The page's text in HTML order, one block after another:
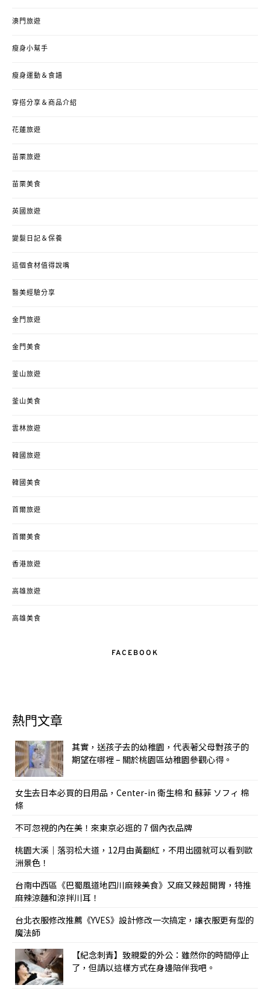
澳門旅遊
瘦身小幫手
瘦身運動＆食譜
穿搭分享＆商品介紹
花蓮旅遊
苗栗旅遊
苗栗美食
英國旅遊
變髮日記＆保養
這個食材值得說嘴
醫美經驗分享
金門旅遊
金門美食
釜山旅遊
釜山美食
雲林旅遊
韓國旅遊
韓國美食
首爾旅遊
首爾美食
香港旅遊
高雄旅遊
高雄美食
FACEBOOK
熱門文章
其實，送孩子去的幼稚園，代表著父母對孩子的
期望在哪裡 – 關於桃園區幼稚園參觀心得。
女生去日本必買的日用品，Center-in 衛生棉 和 蘇菲 ソフィ 棉
條
不可忽視的內在美！來東京必逛的 7 個內衣品牌
桃園大溪｜落羽松大道，12月由黃翻紅，不用出國就可以看到歐
洲景色！
台南中西區《巴蜀風道地四川麻辣美食》又麻又辣超開胃，特推
麻辣涼麵和涼拌川耳！
台北衣服修改推薦《YVES》設計修改一次搞定，讓衣服更有型的
魔法師
【紀念刺青】致親愛的外公：雖然你的時間停止
了，但請以這樣方式在身邊陪伴我吧。